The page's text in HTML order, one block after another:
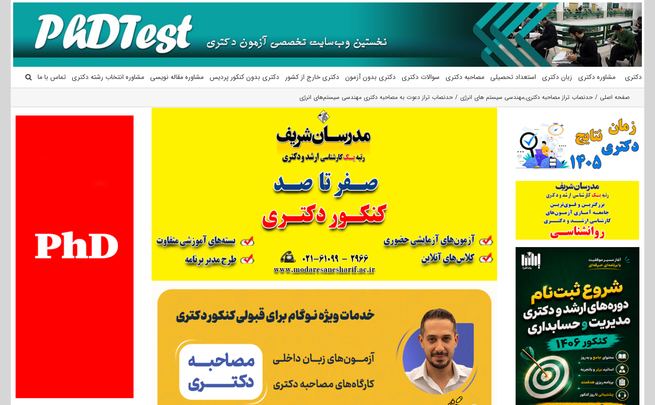
محتوا
دکتری مشاوره دکتری زبان دکتری استعداد تحصیلی مصاحبه دکتری سوالات دکتری دکتری بدون آزمون دکتری خارج از کشور دکتری بدون کنکور پردیس مشاوره مقاله نویسی مشاوره انتخاب رشته دکتری تماس با ما
صفحه اصلی حدنصاب تراز مصاحبه دکتری,مهندسی سیستم های انرژی حدنصاب تراز دعوت به مصاحبه دکتری مهندسی سیستم‌های انرژی